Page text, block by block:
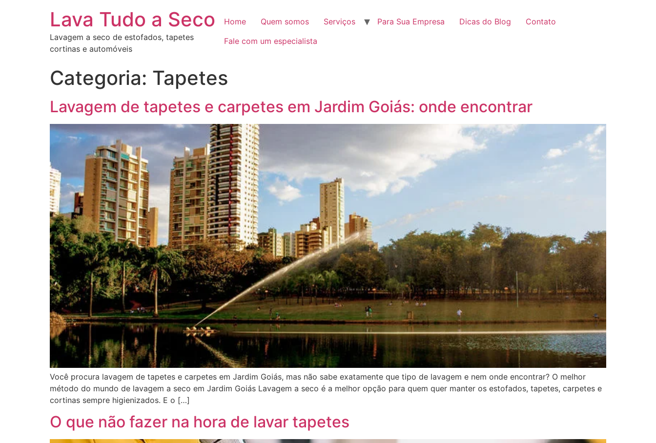
Lava Tudo a Seco
Lavagem a seco de estofados, tapetes
cortinas e automóveis
Home Quem somos Serviços Para Sua Empresa Dicas do Blog
Contato
Fale com um especialista
Categoria: Tapetes
Lavagem de tapetes e carpetes em Jardim Goiás: onde encontrar
Você procura lavagem de tapetes e carpetes em Jardim Goiás, mas não sabe exatamente que tipo de lavagem e nem onde encontrar? O melhor
método do mundo de lavagem a seco em Jardim Goiás Lavagem a seco é a melhor opção para quem quer manter os estofados, tapetes, carpetes e
cortinas sempre higienizados. E o […]
O que não fazer na hora de lavar tapetes